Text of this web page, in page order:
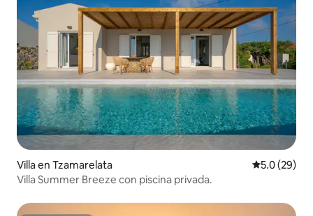
Villa en Tzamarelata Calificación
5.0 (29)
Villa Summer Breeze con piscina privada.